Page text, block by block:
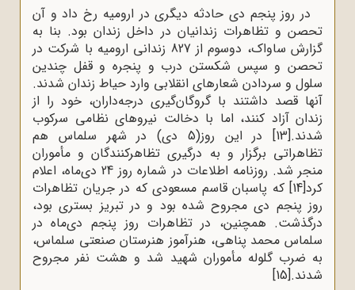
در روز پنجم دی حادثه دیگری در ارومیه رخ داد و آن
تحصن و تظاهرات زندانیان در داخل زندان بود. بنا به
گزارش ساواک، دوسوم از 827 زندانی ارومیه با شرکت در
تحصن و سپس شکستن درب و پنجره و قفل چندین
سلول و سردادن شعارهای انقلابی وارد حیاط زندان شدند.
آنها قصد داشتند با گروگان‌گیری درجه‌داران، خود را از
زندان آزاد کنند، اما با دخالت نیروهای نظامی سرکوب
شدند.[13]
در این روز(5 دی) در شهر سلماس هم
تظاهراتی برگزار و به درگیری تظاهرکنندگان و مأموران
منجر شد. روزنامه اطلاعات در شماره روز 24 دی‌ماه، اعلام
کرد[14]
که پاسبان قاسم مسعودی که در جریان تظاهرات
روز پنجم دی مجروح شده بود و در تبریز بستری بود،
درگذشت. همچنین، در تظاهرات روز پنجم دی‌ماه در
سلماس محمد پناهی، هنرآموز هنرستان صنعتی سلماس،
به ضرب گلوله مأموران شهید شد و هشت نفر مجروح
شدند.[15]